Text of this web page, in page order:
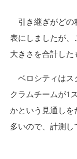
引き継ぎがどの
表にしましたが
大きさを合計した
ベロシティはス
クラムチームが1
かという見通し
多いので、計測し